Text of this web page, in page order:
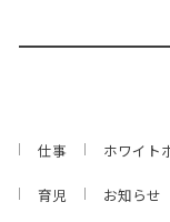
仕事 ホワイト
育児 お知らせ